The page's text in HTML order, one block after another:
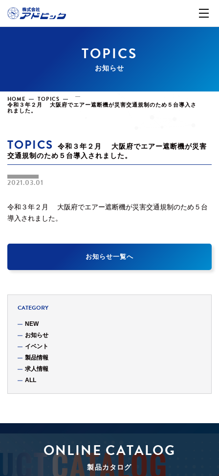
TOPICS
お知らせ
HOME TOPICS
令和３年２月 大阪府でエアー遮断機が災害交通規制のため５台導入さ
れました。
TOPICS
令和３年２月 大阪府でエアー遮断機が災害
交通規制のため５台導入されました。
2021.03.01
令和３年２月 大阪府でエアー遮断機が災害交通規制のため５台
導入されました。
お知らせ一覧へ
CATEGORY
NEW
お知らせ
イベント
製品情報
求人情報
ALL
ONLINE CATALOG
製品カタログ